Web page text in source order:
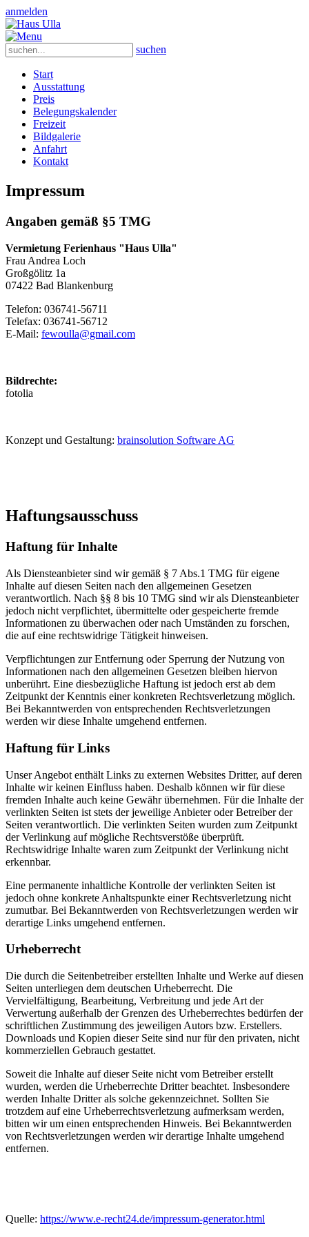
anmelden
suchen
Start
Ausstattung
Preis
Belegungskalender
Freizeit
Bildgalerie
Anfahrt
Kontakt
Impressum
Angaben gemäß §5 TMG
Vermietung Ferienhaus "Haus Ulla"
Frau Andrea Loch
Großgölitz 1a
07422 Bad Blankenburg
Telefon: 036741-56711
Telefax: 036741-56712
E-Mail: fewoulla@gmail.com
Bildrechte:
fotolia
Konzept und Gestaltung: brainsolution Software AG
Haftungsausschuss
Haftung für Inhalte
Als Diensteanbieter sind wir gemäß § 7 Abs.1 TMG für eigene
Inhalte auf diesen Seiten nach den allgemeinen Gesetzen
verantwortlich. Nach §§ 8 bis 10 TMG sind wir als Diensteanbieter
jedoch nicht verpflichtet, übermittelte oder gespeicherte fremde
Informationen zu überwachen oder nach Umständen zu forschen,
die auf eine rechtswidrige Tätigkeit hinweisen.
Verpflichtungen zur Entfernung oder Sperrung der Nutzung von
Informationen nach den allgemeinen Gesetzen bleiben hiervon
unberührt. Eine diesbezügliche Haftung ist jedoch erst ab dem
Zeitpunkt der Kenntnis einer konkreten Rechtsverletzung möglich.
Bei Bekanntwerden von entsprechenden Rechtsverletzungen
werden wir diese Inhalte umgehend entfernen.
Haftung für Links
Unser Angebot enthält Links zu externen Websites Dritter, auf deren
Inhalte wir keinen Einfluss haben. Deshalb können wir für diese
fremden Inhalte auch keine Gewähr übernehmen. Für die Inhalte der
verlinkten Seiten ist stets der jeweilige Anbieter oder Betreiber der
Seiten verantwortlich. Die verlinkten Seiten wurden zum Zeitpunkt
der Verlinkung auf mögliche Rechtsverstöße überprüft.
Rechtswidrige Inhalte waren zum Zeitpunkt der Verlinkung nicht
erkennbar.
Eine permanente inhaltliche Kontrolle der verlinkten Seiten ist
jedoch ohne konkrete Anhaltspunkte einer Rechtsverletzung nicht
zumutbar. Bei Bekanntwerden von Rechtsverletzungen werden wir
derartige Links umgehend entfernen.
Urheberrecht
Die durch die Seitenbetreiber erstellten Inhalte und Werke auf diesen
Seiten unterliegen dem deutschen Urheberrecht. Die
Vervielfältigung, Bearbeitung, Verbreitung und jede Art der
Verwertung außerhalb der Grenzen des Urheberrechtes bedürfen der
schriftlichen Zustimmung des jeweiligen Autors bzw. Erstellers.
Downloads und Kopien dieser Seite sind nur für den privaten, nicht
kommerziellen Gebrauch gestattet.
Soweit die Inhalte auf dieser Seite nicht vom Betreiber erstellt
wurden, werden die Urheberrechte Dritter beachtet. Insbesondere
werden Inhalte Dritter als solche gekennzeichnet. Sollten Sie
trotzdem auf eine Urheberrechtsverletzung aufmerksam werden,
bitten wir um einen entsprechenden Hinweis. Bei Bekanntwerden
von Rechtsverletzungen werden wir derartige Inhalte umgehend
entfernen.
Quelle: https://www.e-recht24.de/impressum-generator.html